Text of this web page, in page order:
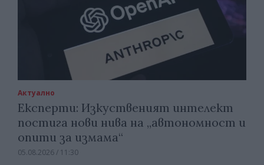
Актуално
Експерти: Изкуственият интелект
постига нови нива на „автономност и
опити за измама“
05.08.2026 / 11:30